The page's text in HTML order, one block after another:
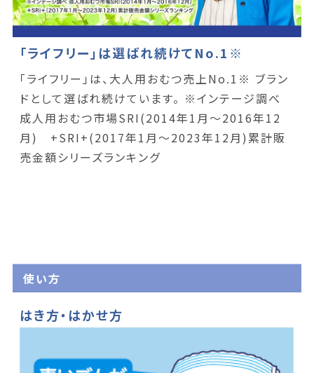
「ライフリー」は選ばれ続けてNo.1※
「ライフリー」は、大人用おむつ売上No.1※ ブラン
ドとして選ばれ続けています。 ※インテージ調べ
成人用おむつ市場SRI(2014年1月～2016年12
月) +SRI+(2017年1月～2023年12月)累計販
売金額シリーズランキング
使い方
はき方・はかせ方